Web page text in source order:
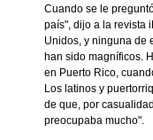
Cuando se le
país", dijo a la revista
Unidos, y ninguna de
han sido magníficos.
en Puerto Rico,
Los latinos y
de que, por
preocupaba mucho".